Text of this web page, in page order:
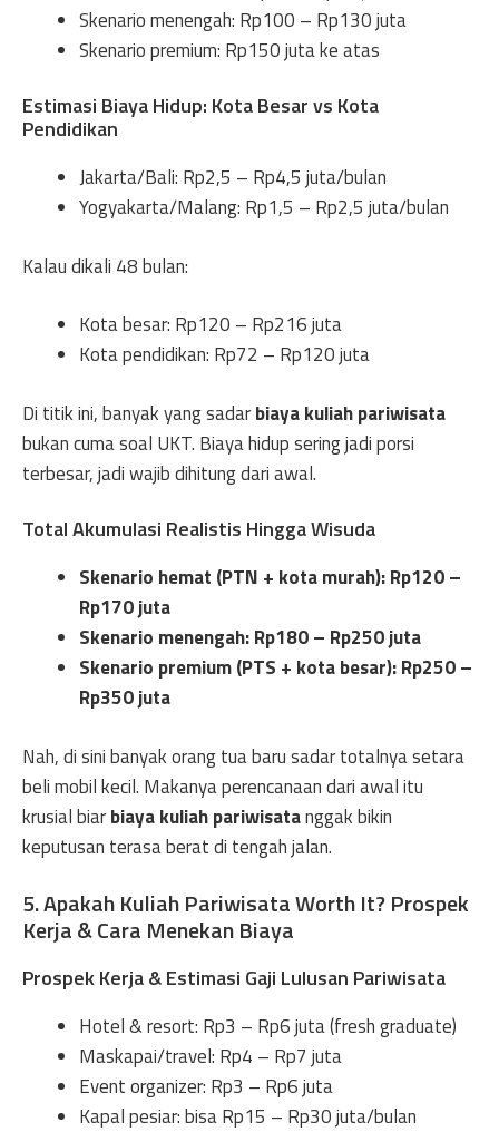
Skenario menengah: Rp100 – Rp130 juta
Skenario premium: Rp150 juta ke atas
Estimasi Biaya Hidup: Kota Besar vs Kota
Pendidikan
Jakarta/Bali: Rp2,5 – Rp4,5 juta/bulan
Yogyakarta/Malang: Rp1,5 – Rp2,5 juta/bulan
Kalau dikali 48 bulan:
Kota besar: Rp120 – Rp216 juta
Kota pendidikan: Rp72 – Rp120 juta
Di titik ini, banyak yang sadarbiaya kuliah pariwisata
bukan cuma soal UKT. Biaya hidup sering jadi porsi
terbesar, jadi wajib dihitung dari awal.
Total Akumulasi Realistis Hingga Wisuda
Skenario hemat (PTN + kota murah): Rp120 –
Rp170 juta
Skenario menengah: Rp180 – Rp250 juta
Skenario premium (PTS + kota besar): Rp250 –
Rp350 juta
Nah, di sini banyak orang tua baru sadar totalnya setara
beli mobil kecil. Makanya perencanaan dari awal itu
krusial biarbiaya kuliah pariwisatanggak bikin
keputusan terasa berat di tengah jalan.
5. Apakah Kuliah Pariwisata Worth It? Prospek
Kerja & Cara Menekan Biaya
Prospek Kerja & Estimasi Gaji Lulusan Pariwisata
Hotel & resort: Rp3 – Rp6 juta (fresh graduate)
Maskapai/travel: Rp4 – Rp7 juta
Event organizer: Rp3 – Rp6 juta
Kapal pesiar: bisa Rp15 – Rp30 juta/bulan